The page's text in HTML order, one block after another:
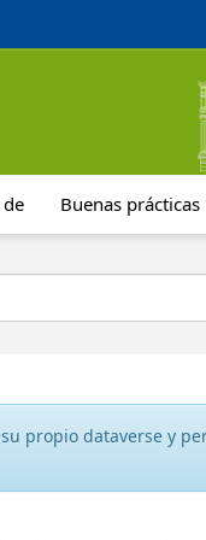
de Buenas prácticas
propio dataverse y